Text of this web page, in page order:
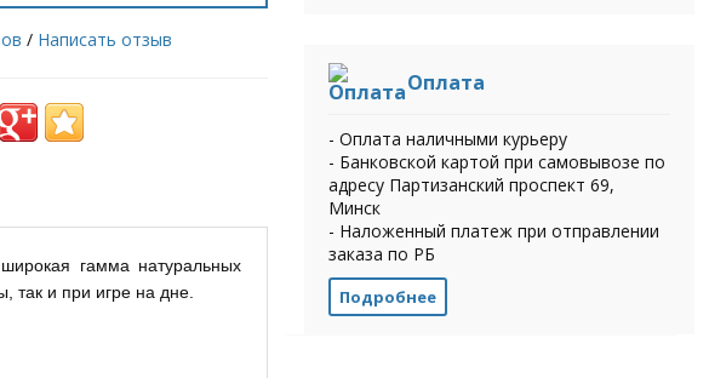
/ Написать отзыв
гамма натуральных
так и при игре на дне.
Оплата
- Оплата наличными курьеру
- Банковской картой при самовывозе по
адресу Партизанский проспект 69,
Минск
- Наложенный платеж при отправлении
заказа по РБ
Подробнее